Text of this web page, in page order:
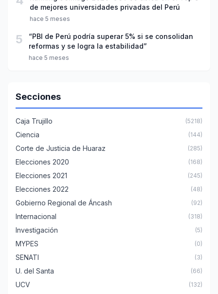
de mejores universidades privadas del Perú
hace 5 meses
5
“PBI de Perú podría superar 5% si se consolidan
reformas y se logra la estabilidad”
hace 5 meses
Secciones
Caja Trujillo (5218)
Ciencia (144)
Corte de Justicia de Huaraz (285)
Elecciones 2020 (168)
Elecciones 2021 (245)
Elecciones 2022 (48)
Gobierno Regional de Áncash (92)
Internacional (318)
Investigación (5)
MYPES (0)
SENATI (3)
U. del Santa (66)
UCV (132)